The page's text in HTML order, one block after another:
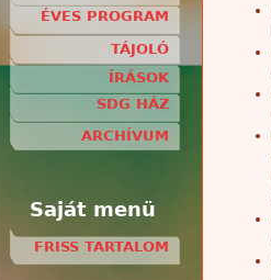
ÉVES PROGRAM
TÁJOLÓ
ÍRÁSOK
SDG HÁZ
ARCHÍVUM
Saját menü
FRISS TARTALOM